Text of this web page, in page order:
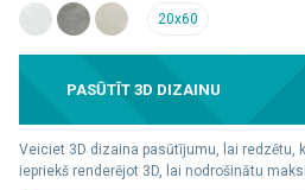
20x60
PASŪTĪT 3D DIZAINU
Veiciet 3D dizaina pasūtījumu, lai redzētu,
iepriekš renderējot 3D, lai nodrošinātu